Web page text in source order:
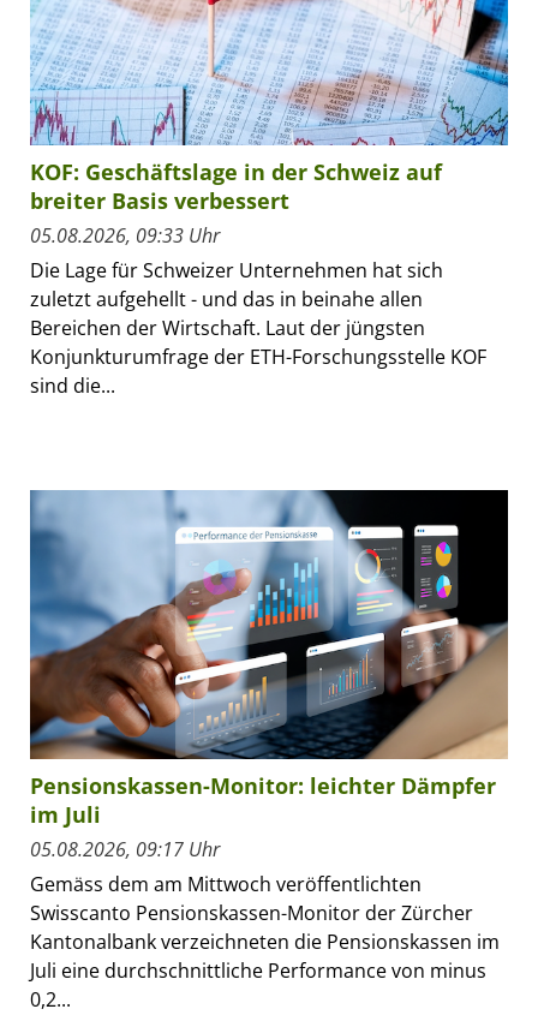
KOF: Geschäftslage in der Schweiz auf
breiter Basis verbessert
05.08.2026, 09:33 Uhr
Die Lage für Schweizer Unternehmen hat sich
zuletzt aufgehellt - und das in beinahe allen
Bereichen der Wirtschaft. Laut der jüngsten
Konjunkturumfrage der ETH-Forschungsstelle KOF
sind die...
Pensionskassen-Monitor: leichter Dämpfer
im Juli
05.08.2026, 09:17 Uhr
Gemäss dem am Mittwoch veröffentlichten
Swisscanto Pensionskassen-Monitor der Zürcher
Kantonalbank verzeichneten die Pensionskassen im
Juli eine durchschnittliche Performance von minus
0,2...